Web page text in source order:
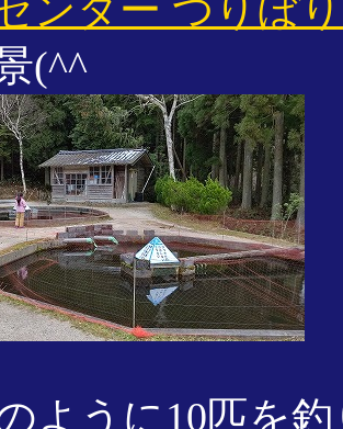
ンター つりぼ
(^^ゞ
ように10匹を